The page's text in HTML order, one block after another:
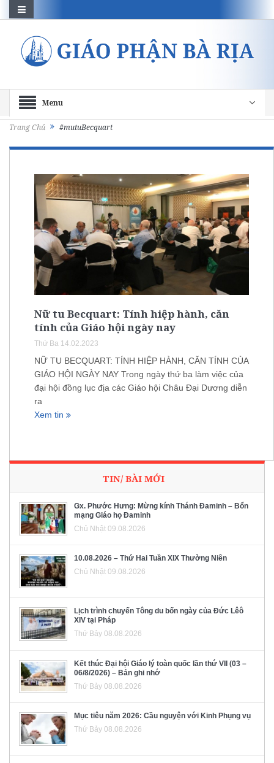
Menu
Trang Chủ #mutuBecquart
Nữ tu Becquart: Tính hiệp hành, căn
tính của Giáo hội ngày nay
Thứ Ba 14.02.2023
NỮ TU BECQUART: TÍNH HIỆP HÀNH, CĂN TÍNH CỦA
GIÁO HỘI NGÀY NAY Trong ngày thứ ba làm việc của
đại hội đồng lục địa các Giáo hội Châu Đại Dương diễn
ra
Xem tin
TIN/ BÀI MỚI
Gx. Phước Hưng: Mừng kính Thánh Đaminh – Bổn
mạng Giáo họ Đaminh
Chủ Nhật 09.08.2026
10.08.2026 – Thứ Hai Tuần XIX Thường Niên
Chủ Nhật 09.08.2026
Lịch trình chuyến Tông du bốn ngày của Đức Lêô
XIV tại Pháp
Thứ Bảy 08.08.2026
Kết thúc Đại hội Giáo lý toàn quốc lần thứ VII (03 –
06/8/2026) – Bản ghi nhớ
Thứ Bảy 08.08.2026
Mục tiêu năm 2026: Cầu nguyện với Kinh Phụng vụ
Thứ Bảy 08.08.2026